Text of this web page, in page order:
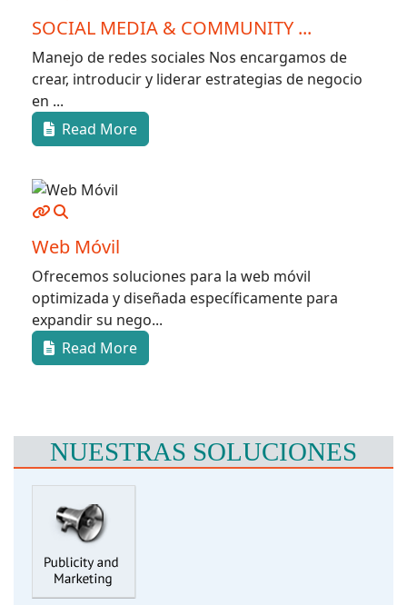
SOCIAL MEDIA & COMMUNITY ...
Manejo de redes sociales Nos encargamos de
crear, introducir y liderar estrategias de negocio
en ...
Read More
Web Móvil
Ofrecemos soluciones para la web móvil
optimizada y diseñada específicamente para
expandir su nego...
Read More
NUESTRAS SOLUCIONES